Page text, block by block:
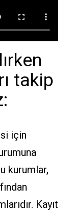
takip
için
kurumlar,
Kayıt